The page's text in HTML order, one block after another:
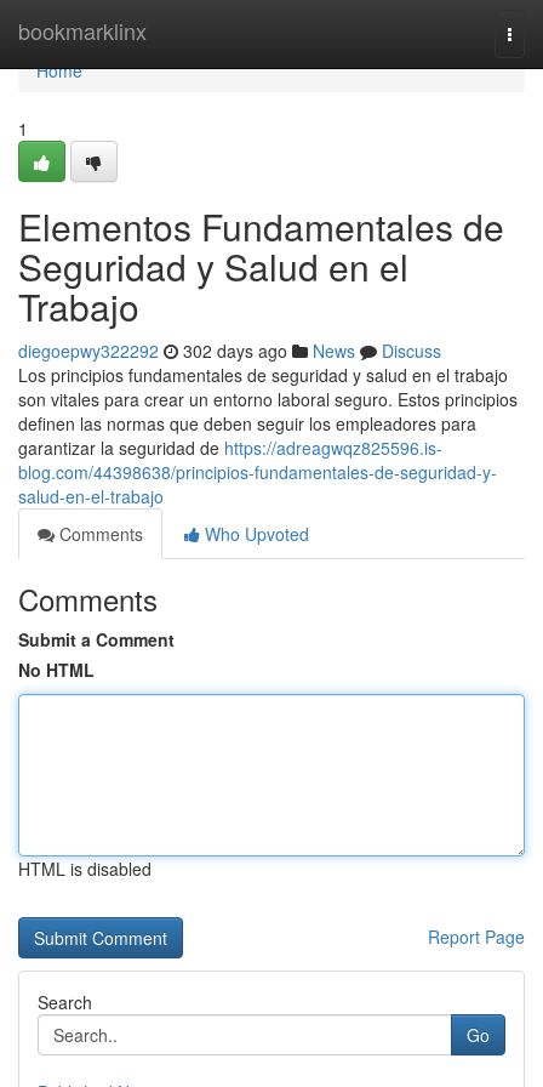
bookmarklinx
Home
Home
1
Elementos Fundamentales de
Seguridad y Salud en el
Trabajo
diegoepwy322292 302 days ago News
Discuss
Los principios fundamentales de seguridad y salud en el trabajo
son vitales para crear un entorno laboral seguro. Estos principios
definen las normas que deben seguir los empleadores para
garantizar la seguridad de https://adreagwqz825596.is-
blog.com/44398638/principios-fundamentales-de-seguridad-y-
salud-en-el-trabajo
Comments
Who Upvoted
Comments
Submit a Comment
No HTML
HTML is disabled
Report Page
Search
Go